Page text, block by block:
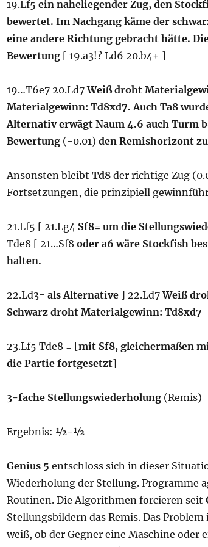
19.Lf5 ein naheliegender Zug, den
bewertet. Im Nachgang käme der
eine andere Richtung gebracht hätte.
Bewertung[ 19.a3!? Ld6 20.b4± ]
19…T6e7 20.Ld7Weiß droht
Materialgewinn: Td8xd7. Auch Ta8
Alternativ erwägt Naum 4.6 auch Turm
Bewertung (-0.01) den Remishorizont
Ansonsten bleibt Td8der richtige Zug
Fortsetzungen, die prinzipiell
21.Lf5 [ 21.Lg4 Sf8= um die
Tde8 [ 21…Sf8 oder a6 wäre Stockfish
halten.
22.Ld3= als Alternative] 22.Ld7Weiß
Schwarz droht Materialgewinn: Td8xd7
23.Lf5 Tde8 = [mit Sf8, gleichermaßen
die Partie fortgesetzt]
3-fache Stellungswiederholung(Remis)
Ergebnis: ½-½
Genius 5 entschloss sich in dieser
Wiederholung der Stellung. Programme
Routinen. Die Algorithmen forcieren seit
Stellungsbildern das Remis. Das
weiß, ob der Gegner eine Maschine oder